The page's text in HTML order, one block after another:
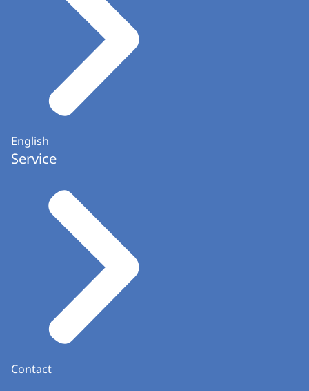
English
Service
Contact